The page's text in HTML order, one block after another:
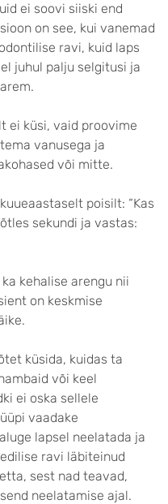
ei soovi siiski end
on see, kui vanemad
ravi, kuid laps
juhul palju selgitusi ja
ei küsi, vaid proovime
vanusega ja
või mitte.
poisilt: “Kas
sekundi ja vastas:
kehalise arengu nii
on keskmise
küsida, kuidas ta
või keel
ei oska sellele
vaadake
lapsel neelatada ja
ravi läbiteinud
sest nad teavad,
neelatamise ajal.